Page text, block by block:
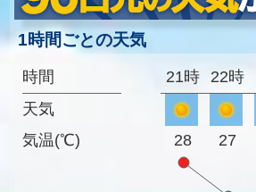
1時間ごとの天気
時間
天気
気温(℃)
21時 22時
28 27